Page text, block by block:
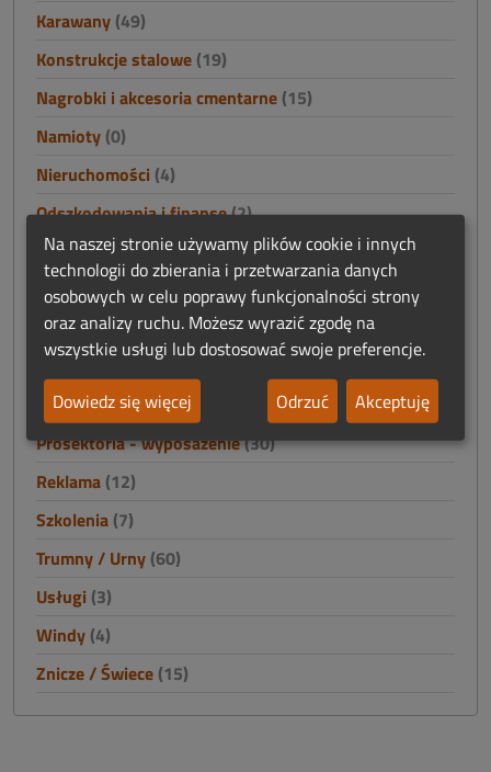
Karawany (49)
Konstrukcje stalowe (19)
Nagrobki i akcesoria cmentarne (15)
Namioty (0)
Nieruchomości (4)
Odszkodowania i finanse(2)
Odzież(33)
Oprawa ceremonii (28)
Oprogramowanie funeralne(4)
Poligrafia funeralna
Praca(59)
Prosektoria - wyposażenie(30)
Reklama (12)
Szkolenia (7)
Trumny / Urny (60)
Usługi (3)
Windy (4)
Znicze / Świece (15)
Na naszej stronie używamy plików cookie i innych
technologii do zbierania i przetwarzania danych
osobowych w celu poprawy funkcjonalności strony
oraz analizy ruchu. Możesz wyrazić zgodę na
wszystkie usługi lub dostosować swoje preferencje.
Dowiedz się więcej
Odrzuć Akceptuję